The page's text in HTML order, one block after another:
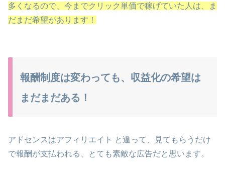
多くなるので、今までクリック単価で稼げていた人は、ま
だまだ希望があります！
報酬制度は変わっても、収益化の希望は
まだまだある！
アドセンスはアフィリエイト と違って、見てもらうだけ
で報酬が支払われる、とても素敵な広告だと思います。